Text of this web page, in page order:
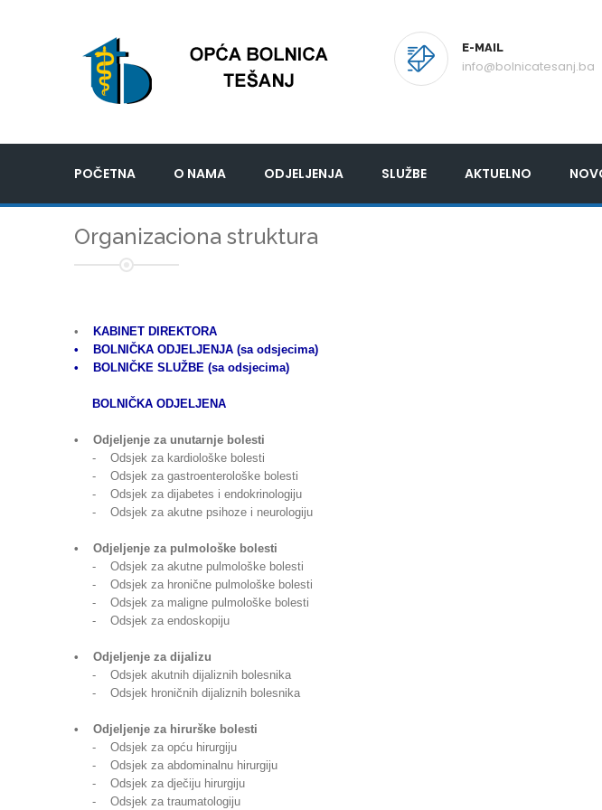
E-MAIL
info@bolnicatesanj.ba
POČETNA O NAMA ODJELJENJA SLUŽBE AKTUELNO
Organizaciona struktura
•
KABINET DIREKTORA
• BOLNIČKA ODJELJENJA (sa odsjecima)
• BOLNIČKE SLUŽBE (sa odsjecima)
BOLNIČKA ODJELJENA
• Odjeljenje za unutarnje bolesti
- Odsjek za kardiološke bolesti
- Odsjek za gastroenterološke bolesti
- Odsjek za dijabetes i endokrinologiju
- Odsjek za akutne psihoze i neurologiju
• Odjeljenje za pulmološke bolesti
- Odsjek za akutne pulmološke bolesti
- Odsjek za hronične pulmološke bolesti
- Odsjek za maligne pulmološke bolesti
- Odsjek za endoskopiju
• Odjeljenje za dijalizu
- Odsjek akutnih dijaliznih bolesnika
- Odsjek hroničnih dijaliznih bolesnika
• Odjeljenje za hirurške bolesti
- Odsjek za opću hirurgiju
- Odsjek za abdominalnu hirurgiju
- Odsjek za dječiju hirurgiju
- Odsjek za traumatologiju